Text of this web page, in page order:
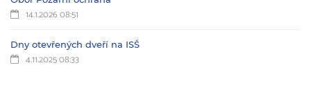
14.1.2026 08:51
Dny otevřených dveří na ISŠ
4.11.2025 08:33